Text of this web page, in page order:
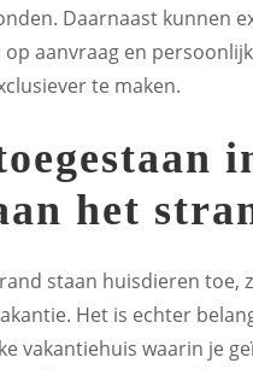
Daarnaast kunnen
aanvraag en
te maken.
het
staan huisdieren toe,
Het is echter
vakantiehuis waarin je